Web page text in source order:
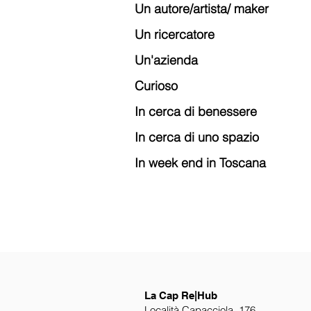
Un autore/artista/ maker
Un ricercatore
Un'azienda
Curioso
In cerca di benessere
In cerca di uno spazio
In week end in Toscana
La Cap Re|Hub